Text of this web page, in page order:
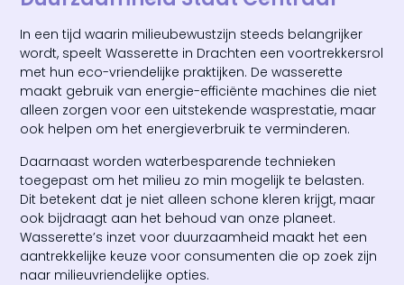
In een tijd waarin milieubewustzijn steeds belangrijker
wordt, speelt Wasserette in Drachten een voortrekkersrol
met hun eco-vriendelijke praktijken. De wasserette
maakt gebruik van energie-efficiënte machines die niet
alleen zorgen voor een uitstekende wasprestatie, maar
ook helpen om het energieverbruik te verminderen.
Daarnaast worden waterbesparende technieken
toegepast om het milieu zo min mogelijk te belasten.
Dit betekent dat je niet alleen schone kleren krijgt, maar
ook bijdraagt aan het behoud van onze planeet.
Wasserette’s inzet voor duurzaamheid maakt het een
aantrekkelijke keuze voor consumenten die op zoek zijn
naar milieuvriendelijke opties.